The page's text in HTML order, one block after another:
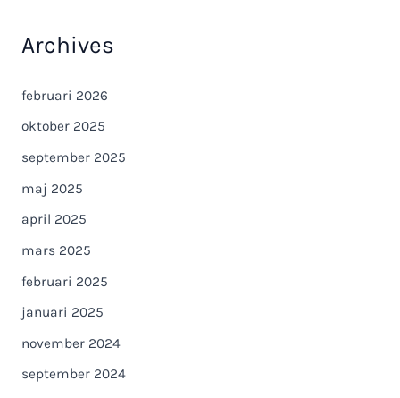
Archives
februari 2026
oktober 2025
september 2025
maj 2025
april 2025
mars 2025
februari 2025
januari 2025
november 2024
september 2024